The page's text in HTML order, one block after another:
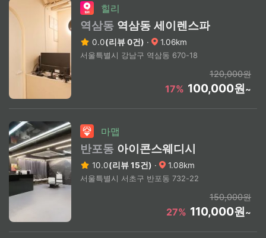
힐리
역삼동 역삼동 세이렌스파
0.0(리뷰 0건) · 1.06km
서울특별시 강남구 역삼동 670-18
120,000원
17% 100,000원~
마맵
반포동 아이콘스웨디시
10.0(리뷰 15건) · 1.08km
서울특별시 서초구 반포동 732-22
150,000원
27% 110,000원~